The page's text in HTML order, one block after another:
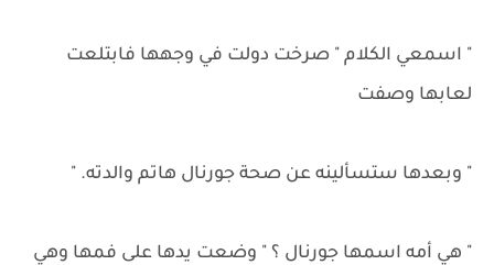
" اسمعي الكلام " صرخت دولت في وجهها فابتلعت
لعابها وصفت
" وبعدها ستسألينه عن صحة جورنال هاتم والدته. "
" هي أمه اسمها جورنال ؟ " وضعت يدها على فمها وهي